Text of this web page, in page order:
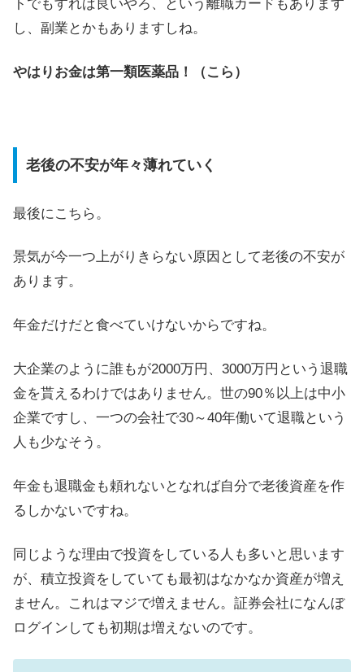
トでもすれば良いやろ、という離職カードもあります
し、副業とかもありますしね。
やはりお金は第一類医薬品！（こら）
老後の不安が年々薄れていく
最後にこちら。
景気が今一つ上がりきらない原因として老後の不安が
あります。
年金だけだと食べていけないからですね。
大企業のように誰もが2000万円、3000万円という退職
金を貰えるわけではありません。世の90％以上は中小
企業ですし、一つの会社で30～40年働いて退職という
人も少なそう。
年金も退職金も頼れないとなれば自分で老後資産を作
るしかないですね。
同じような理由で投資をしている人も多いと思います
が、積立投資をしていても最初はなかなか資産が増え
ません。これはマジで増えません。証券会社になんぼ
ログインしても初期は増えないのです。